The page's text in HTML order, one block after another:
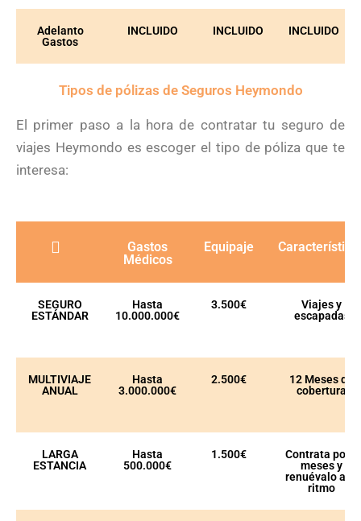
Adelanto
Gastos
INCLUIDO INCLUIDO INCLUIDO
Tipos de pólizas de Seguros Heymondo
El primer paso a la hora de contratar tu seguro de
viajes Heymondo es escoger el tipo de póliza que te
interesa:
Gastos
Médicos
Equipaje
SEGURO
ESTÁNDAR
Hasta
10.000.000€
3.500€
Viajes y
escapadas
MULTIVIAJE
ANUAL
Hasta
3.000.000€
2.500€
12 Meses de
cobertura
LARGA
ESTANCIA
Hasta
500.000€
1.500€
Contrata por 3
meses y
renuévalo a tu
ritmo